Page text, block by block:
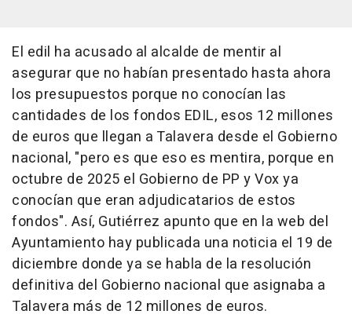
El edil ha acusado al alcalde de mentir al
asegurar que no habían presentado hasta ahora
los presupuestos porque no conocían las
cantidades de los fondos EDIL, esos 12 millones
de euros que llegan a Talavera desde el Gobierno
nacional, "pero es que eso es mentira, porque en
octubre de 2025 el Gobierno de PP y Vox ya
conocían que eran adjudicatarios de estos
fondos". Así, Gutiérrez apunto que en la web del
Ayuntamiento hay publicada una noticia el 19 de
diciembre donde ya se habla de la resolución
definitiva del Gobierno nacional que asignaba a
Talavera más de 12 millones de euros.